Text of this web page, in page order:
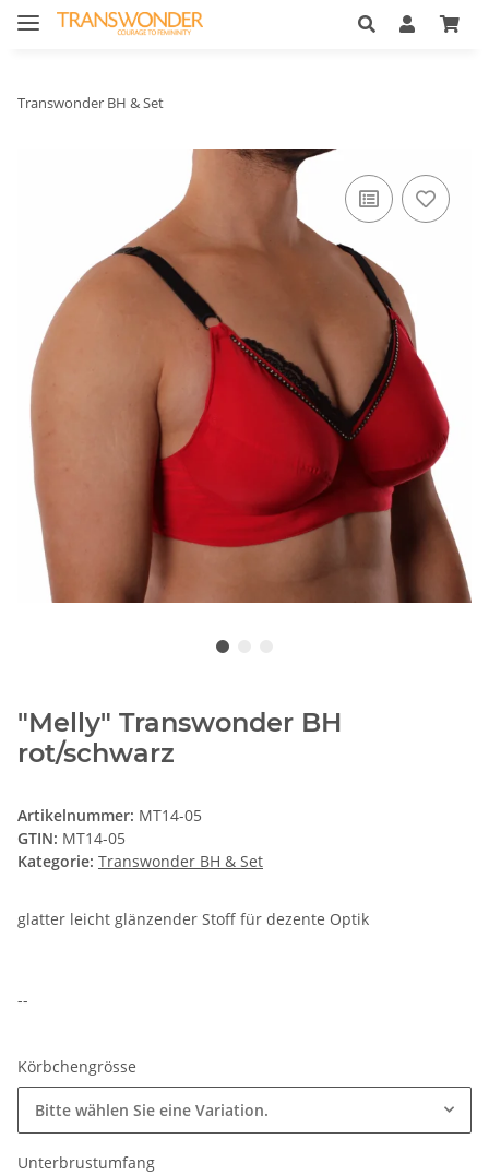
Transwonder BH & Set
"Melly" Transwonder BH
rot/schwarz
Artikelnummer: MT14-05
GTIN: MT14-05
Kategorie: Transwonder BH & Set
glatter leicht glänzender Stoff für dezente Optik
--
Körbchengrösse
Bitte wählen Sie eine Variation.
Unterbrustumfang